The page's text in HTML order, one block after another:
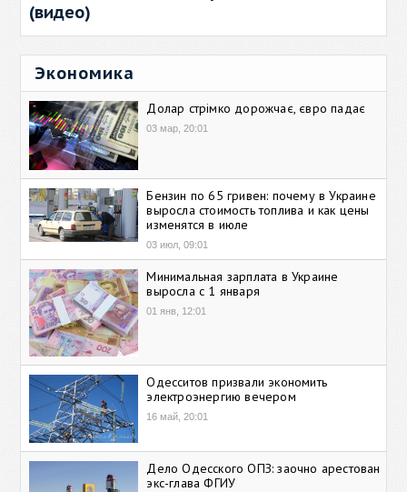
(видео)
Экономика
Долар стрімко дорожчає, євро падає
03 мар, 20:01
Бензин по 65 гривен: почему в Украине
выросла стоимость топлива и как цены
изменятся в июле
03 июл, 09:01
Минимальная зарплата в Украине
выросла с 1 января
01 янв, 12:01
Одесситов призвали экономить
электроэнергию вечером
16 май, 20:01
Дело Одесского ОПЗ: заочно арестован
экс-глава ФГИУ